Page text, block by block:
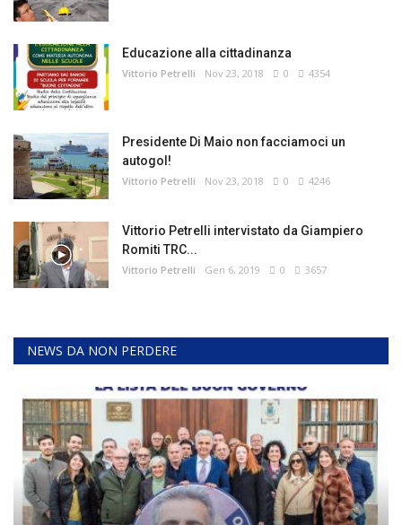
Educazione alla cittadinanza
Vittorio Petrelli Nov 23, 2018 0 4354
Presidente Di Maio non facciamoci un
autogol!
Vittorio Petrelli Nov 23, 2018 0 4246
Vittorio Petrelli intervistato da Giampiero
Romiti TRC...
Vittorio Petrelli Gen 6, 2019 0 3657
NEWS DA NON PERDERE